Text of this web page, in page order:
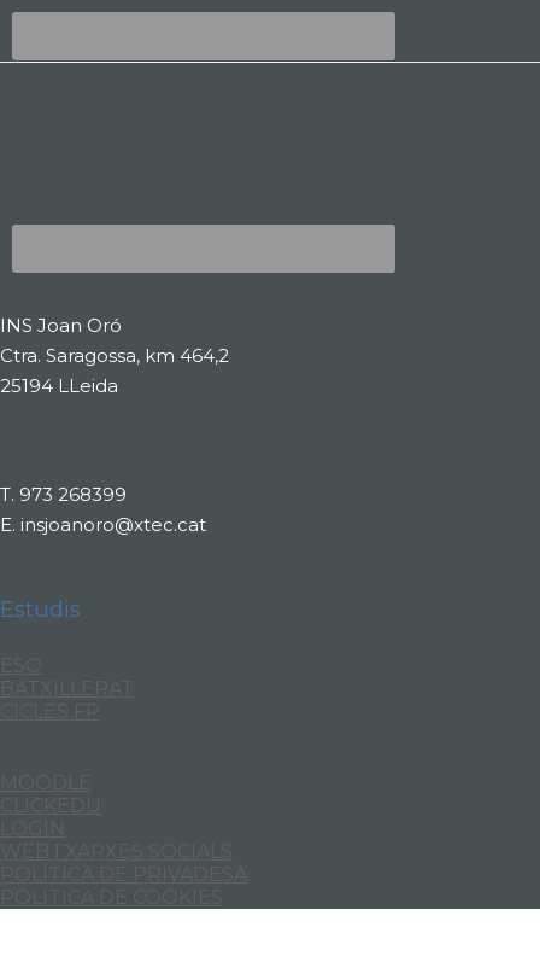
INS Joan Oró
Ctra. Saragossa, km 464,2
25194 LLeida
T. 973 268399
E. insjoanoro@xtec.cat
Estudis
BATXILLERAT
WEB I XARXES SOCIALS